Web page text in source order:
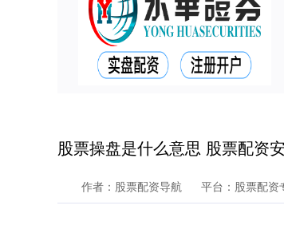
股票操盘是什么意思 股票配资
作者：股票配资导航 平台：股票配资